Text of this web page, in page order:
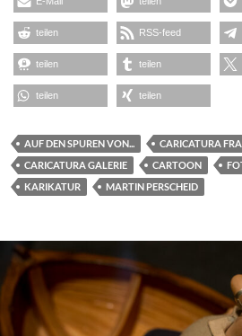
teilen RSS-feed
teilen teilen
teilen teilen
AUF DEN SPUREN VON...
CARICATURA
CARICATURA GALERIE
CARTOON
KARIKATUR
MARTIN PERSCHEID